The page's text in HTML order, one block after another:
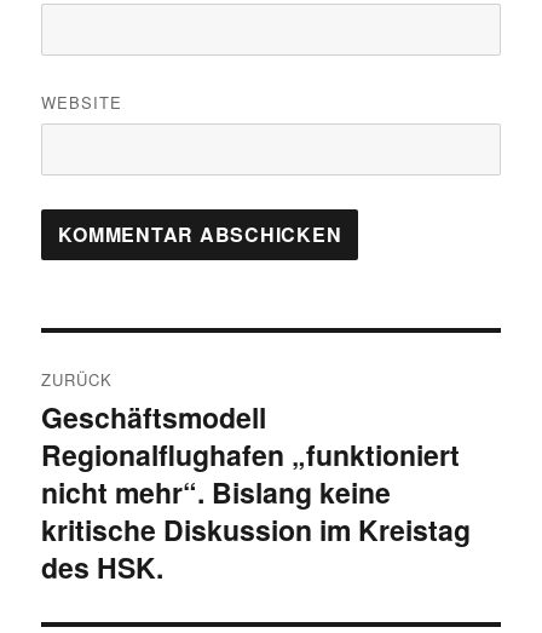
WEBSITE
ZURÜCK
Vorheriger
Beitrag:
Geschäftsmodell
Regionalflughafen „funktioniert
nicht mehr“. Bislang keine
kritische Diskussion im Kreistag
des HSK.